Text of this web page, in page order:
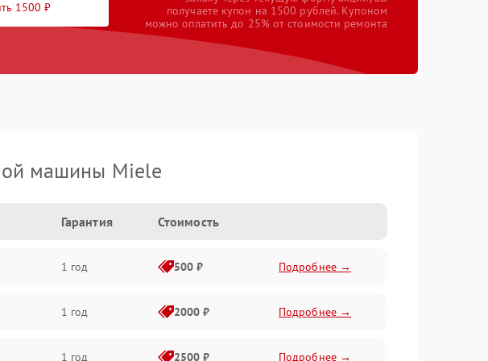
1500 ₽
получаете купон на 1500 рублей. Купоном
можно оплатить до 25% от стоимости ремонта
машины Miele
Гарантия Стоимость
1 год 500 ₽ Подробнее →
1 год 2000 ₽ Подробнее →
1 год 2500 ₽ Подробнее →